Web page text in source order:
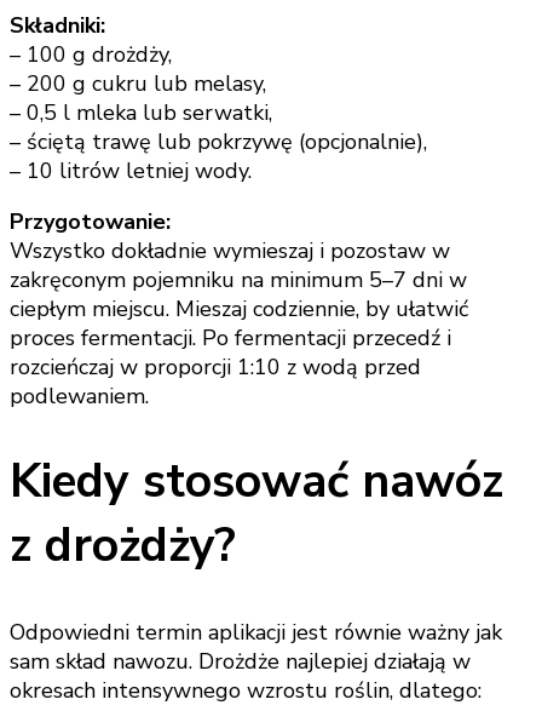
Składniki:
– 100 g drożdży,
– 200 g cukru lub melasy,
– 0,5 l mleka lub serwatki,
– ściętą trawę lub pokrzywę (opcjonalnie),
– 10 litrów letniej wody.
Przygotowanie:
Wszystko dokładnie wymieszaj i pozostaw w
zakręconym pojemniku na minimum 5–7 dni w
ciepłym miejscu. Mieszaj codziennie, by ułatwić
proces fermentacji. Po fermentacji przecedź i
rozcieńczaj w proporcji 1:10 z wodą przed
podlewaniem.
Kiedy stosować nawóz
z drożdży?
Odpowiedni termin aplikacji jest równie ważny jak
sam skład nawozu. Drożdże najlepiej działają w
okresach intensywnego wzrostu roślin, dlatego: